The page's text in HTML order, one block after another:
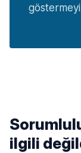
ilgili